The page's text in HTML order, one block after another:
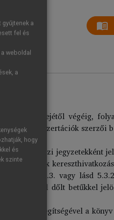
menu_book
akik elejétől végéig,
disszertációk szerzői
szövegközi jegyzetekként
részek
lásd 4.2.3. vagy lásd
alkalmával dőlt betűkkel
segítségével a
a
fel és
weboldal
a
hogy
és
szinte